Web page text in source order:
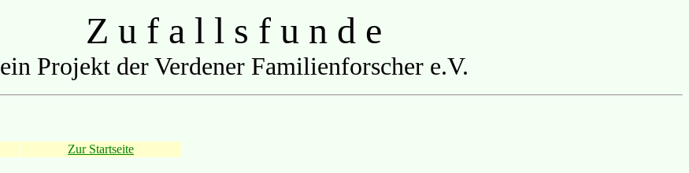
Z u f a l l s f u n d e
ein Projekt der Verdener Familienforscher e.V.
Zur Startseite